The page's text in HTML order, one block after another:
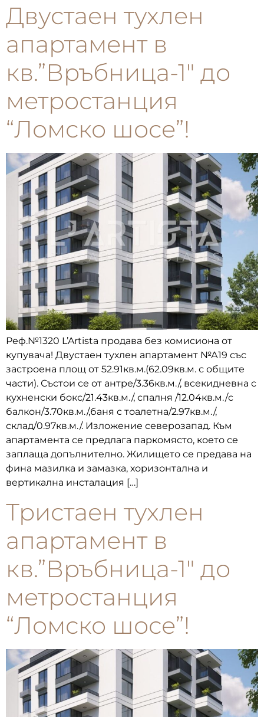
Двустаен тухлен
апартамент в
кв.”Връбница-1″ до
метростанция
“Ломско шосе”!
Реф.№1320 L’Artista продава без комисиона от
купувача! Двустаен тухлен апартамент №А19 със
застроена площ от 52.91кв.м.(62.09кв.м. с общите
части). Състои се от антре/3.36кв.м./, всекидневна с
кухненски бокс/21.43кв.м./, спалня /12.04кв.м./с
балкон/3.70кв.м./,баня с тоалетна/2.97кв.м./,
склад/0.97кв.м./. Изложение северозапад. Към
апартамента се предлага паркомясто, което се
заплаща допълнително. Жилището се предава на
фина мазилка и замазка, хоризонтална и
вертикална инсталация […]
Тристаен тухлен
апартамент в
кв.”Връбница-1″ до
метростанция
“Ломско шосе”!